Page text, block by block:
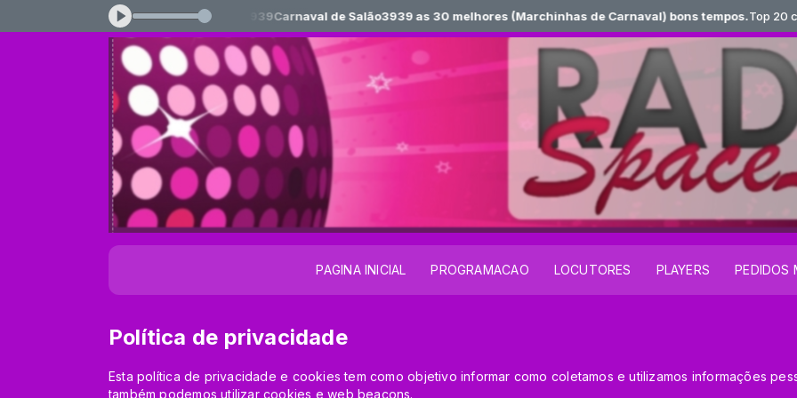
agora: 1 hora de Musicas 3939Carnaval de Salão3939 as 30 melhores (Marchinhas de Carnaval) bons tempos.Top 20 com
PAGINA INICIAL PROGRAMACAO LOCUTORES PLAYERS PEDIDOS
Política de privacidade
Esta política de privacidade e cookies tem como objetivo informar como coletamos e utilizamos informações
também podemos utilizar cookies e web beacons.